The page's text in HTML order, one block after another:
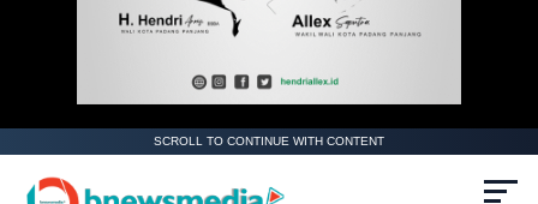
SCROLL TO CONTINUE WITH CONTENT